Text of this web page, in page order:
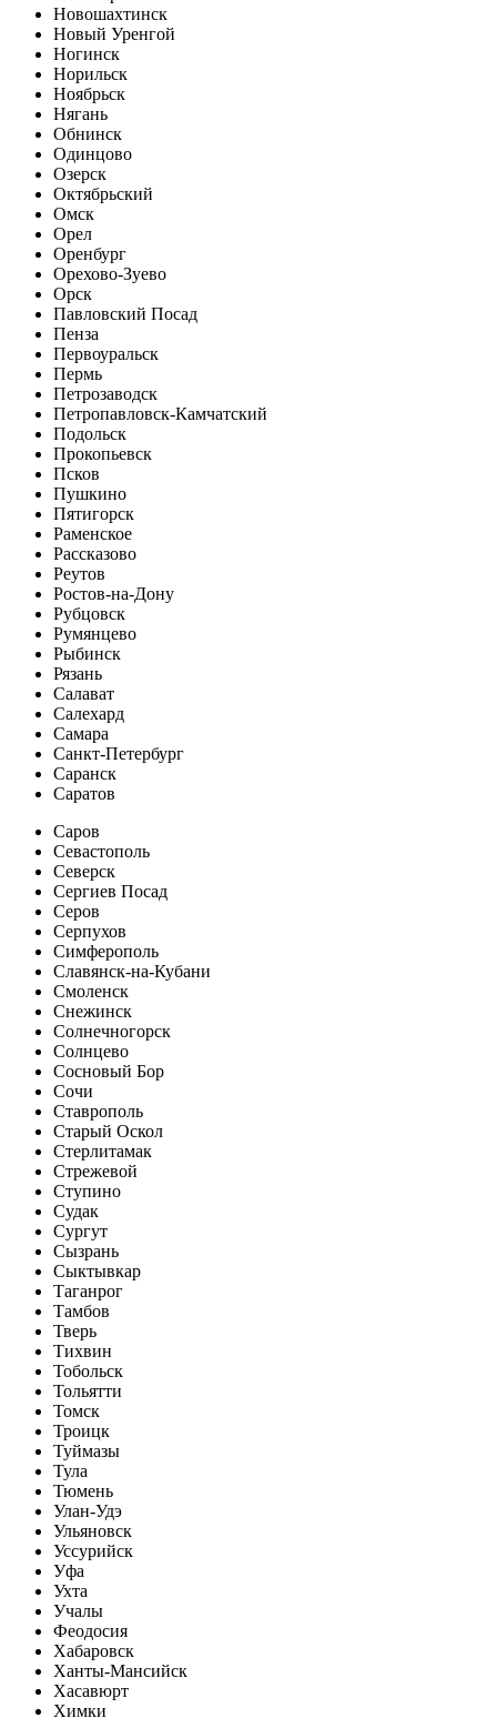
Новошахтинск
Новый Уренгой
Ногинск
Норильск
Ноябрьск
Нягань
Обнинск
Одинцово
Озерск
Октябрьский
Омск
Орел
Оренбург
Орехово-Зуево
Орск
Павловский Посад
Пенза
Первоуральск
Пермь
Петрозаводск
Петропавловск-Камчатский
Подольск
Прокопьевск
Псков
Пушкино
Пятигорск
Раменское
Рассказово
Реутов
Ростов-на-Дону
Рубцовск
Румянцево
Рыбинск
Рязань
Салават
Салехард
Самара
Санкт-Петербург
Саранск
Саратов
Саров
Севастополь
Северск
Сергиев Посад
Серов
Серпухов
Симферополь
Славянск-на-Кубани
Смоленск
Снежинск
Солнечногорск
Солнцево
Сосновый Бор
Сочи
Ставрополь
Старый Оскол
Стерлитамак
Стрежевой
Ступино
Судак
Сургут
Сызрань
Сыктывкар
Таганрог
Тамбов
Тверь
Тихвин
Тобольск
Тольятти
Томск
Троицк
Туймазы
Тула
Тюмень
Улан-Удэ
Ульяновск
Уссурийск
Уфа
Ухта
Учалы
Феодосия
Хабаровск
Ханты-Мансийск
Хасавюрт
Химки